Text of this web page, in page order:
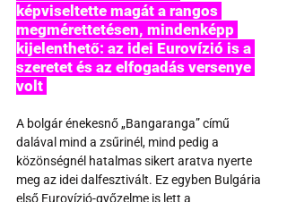
képviseltette magát a rangos
megmérettetésen, mindenképp
kijelenthető: az idei Eurovízió is a
szeretet és az elfogadás versenye
volt
A bolgár énekesnő „Bangaranga” című
dalával mind a zsűrinél, mind pedig a
közönségnél hatalmas sikert aratva nyerte
meg az idei dalfesztivált. Ez egyben Bulgária
első Eurovízió-győzelme is lett a